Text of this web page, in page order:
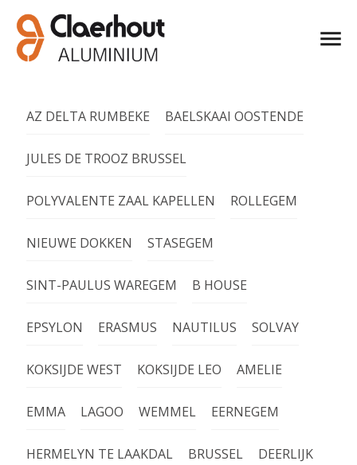
AZ DELTA RUMBEKE BAELSKAAI OOSTENDE
JULES DE TROOZ BRUSSEL
POLYVALENTE ZAAL KAPELLEN ROLLEGEM
NIEUWE DOKKEN STASEGEM
SINT-PAULUS WAREGEM B HOUSE
EPSYLON ERASMUS NAUTILUS SOLVAY
KOKSIJDE WEST KOKSIJDE LEO AMELIE
EMMA LAGOO WEMMEL EERNEGEM
HERMELYN TE LAAKDAL BRUSSEL DEERLIJK